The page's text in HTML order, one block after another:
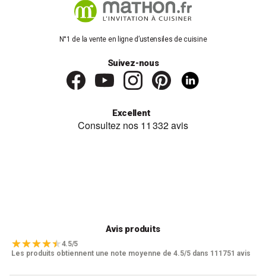
N°1 de la vente en ligne d’ustensiles de cuisine
Suivez-nous
Excellent
Avis produits
4.5/5
Les produits obtiennent une note moyenne de 4.5/5 dans 111751 avis